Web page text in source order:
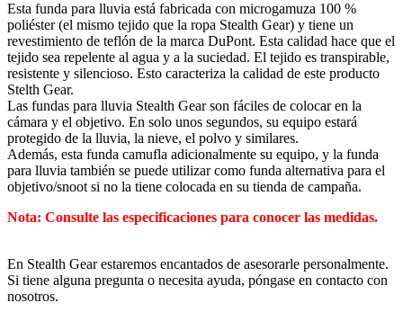
Esta funda para lluvia está fabricada con microgamuza 100 %
poliéster (el mismo tejido que la ropa Stealth Gear) y tiene un
revestimiento de teflón de la marca DuPont. Esta calidad hace que el
tejido sea repelente al agua y a la suciedad. El tejido es transpirable,
resistente y silencioso. Esto caracteriza la calidad de este producto
Stelth Gear.
Las fundas para lluvia Stealth Gear son fáciles de colocar en la
cámara y el objetivo. En solo unos segundos, su equipo estará
protegido de la lluvia, la nieve, el polvo y similares.
Además, esta funda camufla adicionalmente su equipo, y la funda
para lluvia también se puede utilizar como funda alternativa para el
objetivo/snoot si no la tiene colocada en su tienda de campaña.
Nota: Consulte las especificaciones para conocer las medidas.
En Stealth Gear estaremos encantados de asesorarle personalmente.
Si tiene alguna pregunta o necesita ayuda, póngase en contacto con
nosotros.